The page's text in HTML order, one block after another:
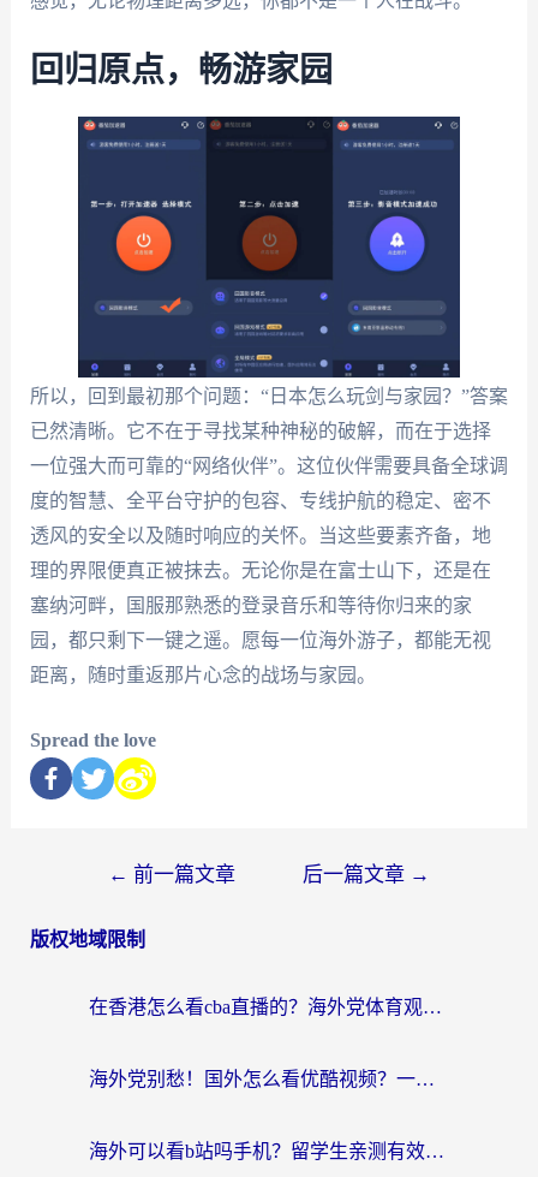
回归原点，畅游家园
所以，回到最初那个问题：“日本怎么玩剑与家园？”答案
已然清晰。它不在于寻找某种神秘的破解，而在于选择
一位强大而可靠的“网络伙伴”。这位伙伴需要具备全球调
度的智慧、全平台守护的包容、专线护航的稳定、密不
透风的安全以及随时响应的关怀。当这些要素齐备，地
理的界限便真正被抹去。无论你是在富士山下，还是在
塞纳河畔，国服那熟悉的登录音乐和等待你归来的家
园，都只剩下一键之遥。愿每一位海外游子，都能无视
距离，随时重返那片心念的战场与家园。
Spread the love
← 前一篇文章 后一篇文章 →
版权地域限制
在香港怎么看cba直播的？海外党体育观赛终极指南：告别版权限制，畅享中文解说
海外党别愁！国外怎么看优酷视频？一招解决追剧、看直播难题
海外可以看b站吗手机？留学生亲测有效的回国加速指南